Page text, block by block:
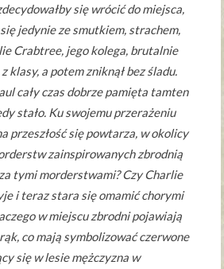
się wrócić do miejsca,
jedynie ze smutkiem, strachem,
Crabtree, jego kolega, brutalnie
klasy, a potem zniknął bez śladu.
cały czas dobrze pamięta tamten
stało. Ku swojemu przerażeniu
przeszłość się powtarza, w okolicy
zainspirowanych zbrodnią
tymi morderstwami? Czy Charlie
i teraz stara się omamić chorymi
w miejscu zbrodni pojawiają
co mają symbolizować czerwone
się w lesie mężczyzna w